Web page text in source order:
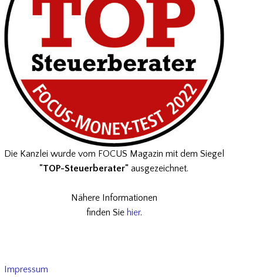
Die Kanzlei wurde vom FOCUS Magazin mit dem Siegel
"TOP-Steuerberater" ausgezeichnet.
Nähere Informationen
finden Sie hier.
Impressum